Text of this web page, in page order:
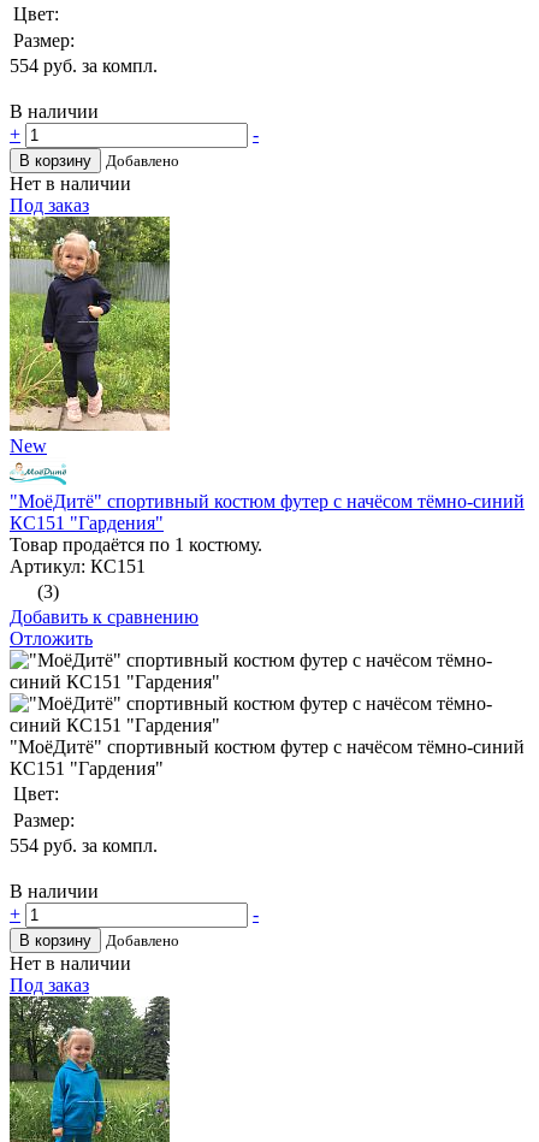
Цвет:
Размер:
554 руб. за компл.
В наличии
+
-
В корзину Добавлено
Нет в наличии
Под заказ
New
"МоёДитё" спортивный костюм футер с начёсом тёмно-синий
КС151 "Гардения"
Товар продаётся по 1 костюму.
Артикул: КС151
(3)
Добавить к сравнению
Отложить
"МоёДитё" спортивный костюм футер с начёсом тёмно-синий
КС151 "Гардения"
Цвет:
Размер:
554 руб. за компл.
В наличии
+
-
В корзину Добавлено
Нет в наличии
Под заказ